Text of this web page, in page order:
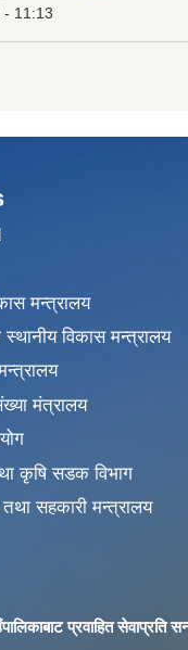
- 11:13
मन्त्रालय
विकास मन्त्रालय
मंत्रालय
कृषि सडक विभाग
सहकारी मन्त्रालय
प्रवाहित सेवाप्रति